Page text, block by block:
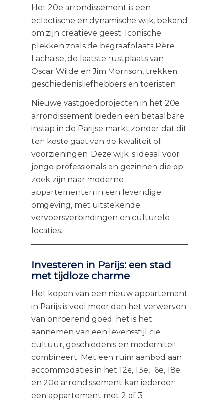
Het 20e arrondissement is een
eclectische en dynamische wijk, bekend
om zijn creatieve geest. Iconische
plekken zoals de begraafplaats Père
Lachaise, de laatste rustplaats van
Oscar Wilde en Jim Morrison, trekken
geschiedenisliefhebbers en toeristen.
Nieuwe vastgoedprojecten in het 20e
arrondissement bieden een betaalbare
instap in de Parijse markt zonder dat dit
ten koste gaat van de kwaliteit of
voorzieningen. Deze wijk is ideaal voor
jonge professionals en gezinnen die op
zoek zijn naar moderne
appartementen in een levendige
omgeving, met uitstekende
vervoersverbindingen en culturele
locaties.
Investeren in Parijs: een stad
met tijdloze charme
Het kopen van een nieuw appartement
in Parijs is veel meer dan het verwerven
van onroerend goed: het is het
aannemen van een levensstijl die
cultuur, geschiedenis en moderniteit
combineert. Met een ruim aanbod aan
accommodaties in het 12e, 13e, 16e, 18e
en 20e arrondissement kan iedereen
een appartement met 2 of 3